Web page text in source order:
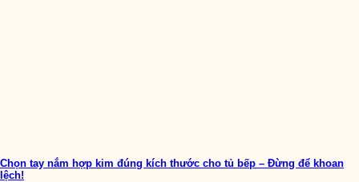
Chọn tay nắm hợp kim đúng kích thước cho tủ bếp – Đừng để khoan
lệch!